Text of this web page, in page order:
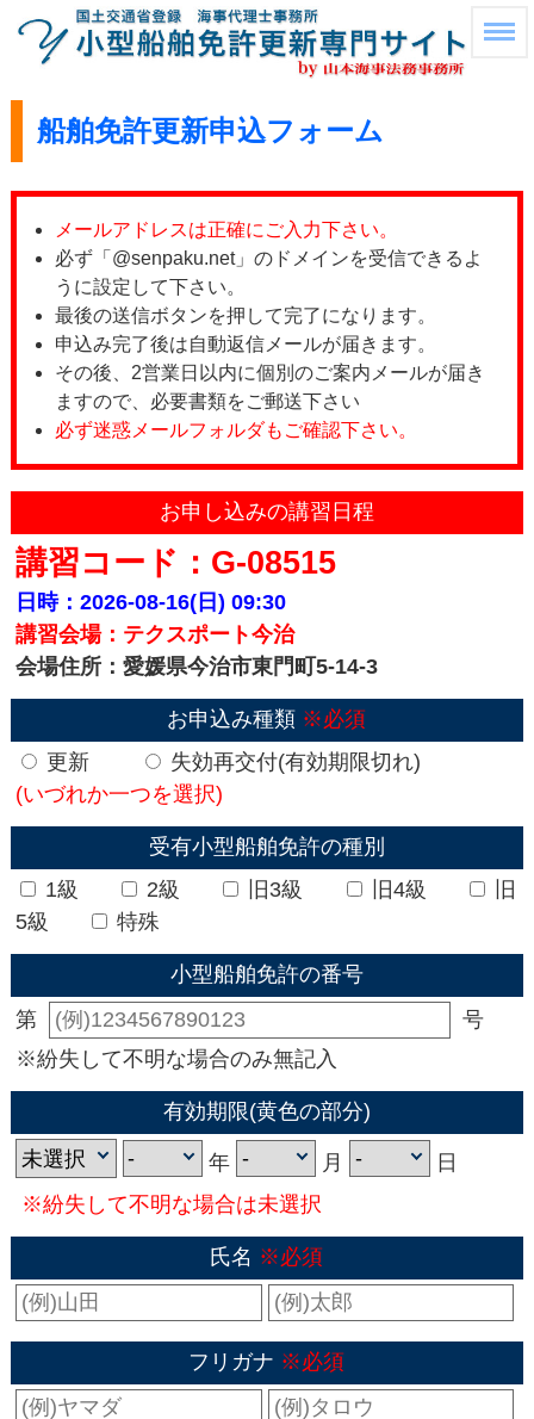
船舶免許更新申込フォーム
メールアドレスは正確にご入力下さい。
必ず「@senpaku.net」のドメインを受信できるよ
うに設定して下さい。
最後の送信ボタンを押して完了になります。
申込み完了後は自動返信メールが届きます。
その後、2営業日以内に個別のご案内メールが届き
ますので、必要書類をご郵送下さい
必ず迷惑メールフォルダもご確認下さい。
お申し込みの講習日程
講習コード：G-08515
日時：2026-08-16(日) 09:30
講習会場：テクスポート今治
会場住所：愛媛県今治市東門町5-14-3
お申込み種類 ※必須
更新
失効再交付(有効期限切れ)
(いづれか一つを選択)
受有小型船舶免許の種別
1級
2級 旧3級 旧4級
旧
5級
特殊
小型船舶免許の番号
第
号
※紛失して不明な場合のみ無記入
有効期限(黄色の部分)
年 月
日
※紛失して不明な場合は未選択
氏名 ※必須
フリガナ ※必須